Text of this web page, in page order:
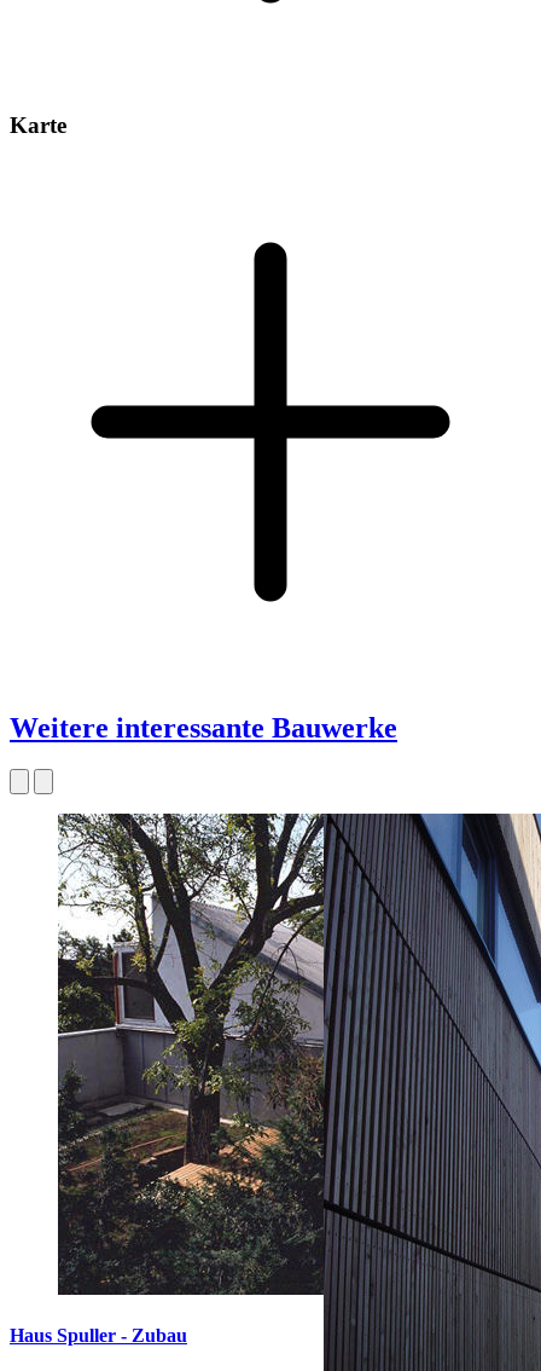
Karte
Weitere interessante Bauwerke
Haus Spuller - Zubau